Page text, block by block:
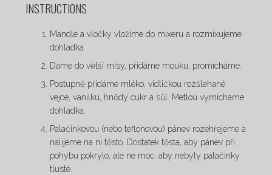
INSTRUCTIONS
Mandle a vločky vložíme do mixeru a rozmixujeme
dohladka.
Dáme do větší mísy, přidáme mouku, promícháme.
Postupně přidáme mléko, vidličkou rozšlehané
vejce, vanilku, hnědý cukr a sůl. Metlou vymícháme
dohladka.
Palačinkovou (nebo teflonovou) pánev rozehřejeme a
nalijeme na ni těsto. Dostatek těsta, aby pánev při
pohybu pokrylo, ale ne moc, aby nebyly palačinky
tlusté.